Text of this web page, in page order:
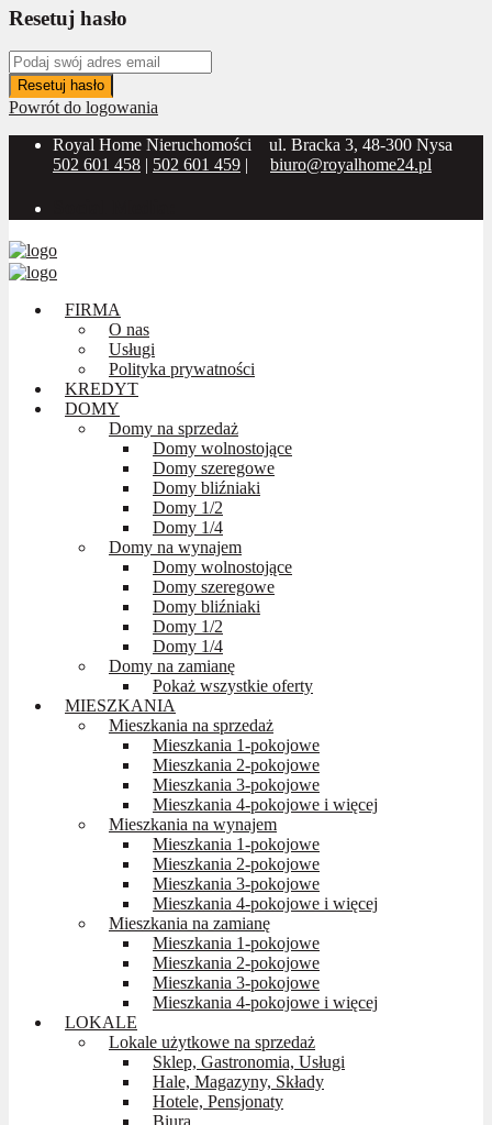
Resetuj hasło
Resetuj hasło
Powrót do logowania
Royal Home Nieruchomości
ul. Bracka 3, 48-300 Nysa
502 601 458 | 502 601 459 | biuro@royalhome24.pl
FIRMA
O nas
Usługi
Polityka prywatności
KREDYT
DOMY
Domy na sprzedaż
Domy wolnostojące
Domy szeregowe
Domy bliźniaki
Domy 1/2
Domy 1/4
Domy na wynajem
Domy wolnostojące
Domy szeregowe
Domy bliźniaki
Domy 1/2
Domy 1/4
Domy na zamianę
Pokaż wszystkie oferty
MIESZKANIA
Mieszkania na sprzedaż
Mieszkania 1-pokojowe
Mieszkania 2-pokojowe
Mieszkania 3-pokojowe
Mieszkania 4-pokojowe i więcej
Mieszkania na wynajem
Mieszkania 1-pokojowe
Mieszkania 2-pokojowe
Mieszkania 3-pokojowe
Mieszkania 4-pokojowe i więcej
Mieszkania na zamianę
Mieszkania 1-pokojowe
Mieszkania 2-pokojowe
Mieszkania 3-pokojowe
Mieszkania 4-pokojowe i więcej
LOKALE
Lokale użytkowe na sprzedaż
Sklep, Gastronomia, Usługi
Hale, Magazyny, Składy
Hotele, Pensjonaty
Biura